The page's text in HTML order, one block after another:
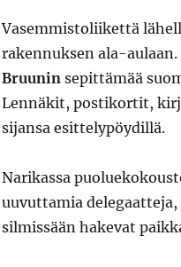
Vasemmistoliikettä
rakennuksen ala-
Bruuninsepittämää
Lennäkit, postikortit,
sijansa esittelypöydillä.
Narikassa
uuvuttamia
silmissään hakevat